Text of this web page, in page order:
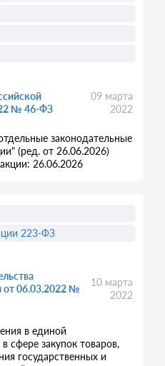
№ 46-ФЗ
09 марта
2022
законодательные
(ред. от 26.06.2026)
26.06.2026
от 06.03.2022 №
10 марта
2022
в единой
сфере закупок товаров,
государственных и
223-ФЗ